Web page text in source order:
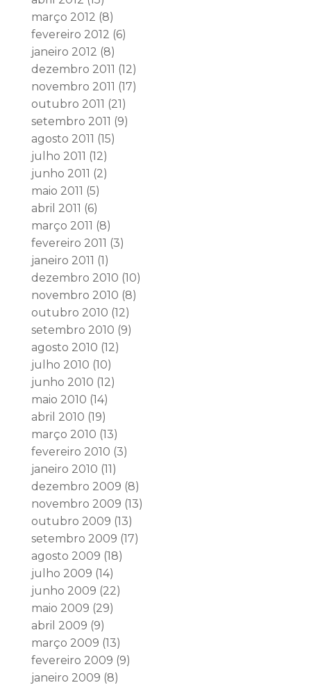
março 2012 (8)
fevereiro 2012 (6)
janeiro 2012 (8)
dezembro 2011 (12)
novembro 2011 (17)
outubro 2011 (21)
setembro 2011 (9)
agosto 2011 (15)
julho 2011 (12)
junho 2011 (2)
maio 2011 (5)
abril 2011 (6)
março 2011 (8)
fevereiro 2011 (3)
janeiro 2011 (1)
dezembro 2010 (10)
novembro 2010 (8)
outubro 2010 (12)
setembro 2010 (9)
agosto 2010 (12)
julho 2010 (10)
junho 2010 (12)
maio 2010 (14)
abril 2010 (19)
março 2010 (13)
fevereiro 2010 (3)
janeiro 2010 (11)
dezembro 2009 (8)
novembro 2009 (13)
outubro 2009 (13)
setembro 2009 (17)
agosto 2009 (18)
julho 2009 (14)
junho 2009 (22)
maio 2009 (29)
abril 2009 (9)
março 2009 (13)
fevereiro 2009 (9)
janeiro 2009 (8)